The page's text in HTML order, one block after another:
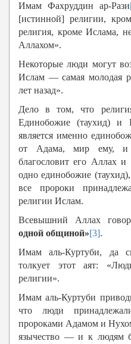
Имам Фахруддин ар-Рази
[истинной] религии,
религия, кроме Ислама,
Аллахом».
Некоторые люди могут
Ислам — самая молодая
лет назад».
Дело в том, что
Единобожие (таухид) и
является именно
от Адама, мир ему, и
благословит его Аллах и
одно единобожие
все пророки
религии Ислам.
Всевышний Аллах
одной общиной»[3].
Имам аль-Куртуби, да
толкует этот аят:
религии».
Имам аль-Куртуби
что люди
пророками Адамом и
язычество — и к людям